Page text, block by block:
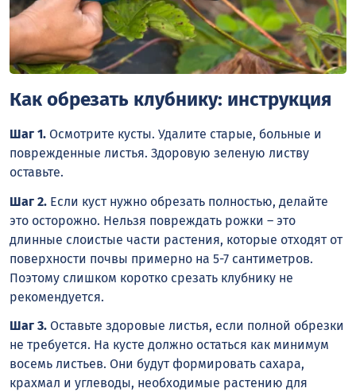
Как обрезать клубнику: инструкция
Шаг 1. Осмотрите кусты. Удалите старые, больные и
поврежденные листья. Здоровую зеленую листву
оставьте.
Шаг 2. Если куст нужно обрезать полностью, делайте
это осторожно. Нельзя повреждать рожки – это
длинные слоистые части растения, которые отходят от
поверхности почвы примерно на 5-7 сантиметров.
Поэтому слишком коротко срезать клубнику не
рекомендуется.
Шаг 3. Оставьте здоровые листья, если полной обрезки
не требуется. На кусте должно остаться как минимум
восемь листьев. Они будут формировать сахара,
крахмал и углеводы, необходимые растению для